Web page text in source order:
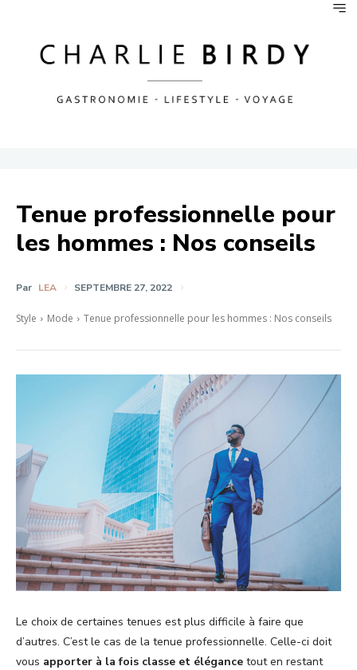
Tenue professionnelle pour
les hommes : Nos conseils
Par LEA SEPTEMBRE 27, 2022
Style Mode Tenue professionnelle pour les hommes : Nos conseils
Le choix de certaines tenues est plus difficile à faire que
d’autres. C’est le cas de la tenue professionnelle. Celle-ci doit
vous apporter à la fois classe et élégance tout en restant